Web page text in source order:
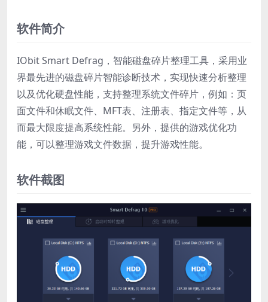
软件简介
IObit Smart Defrag，智能磁盘碎片整理工具，采用业
界最先进的磁盘碎片智能诊断技术，实现快速分析整理
以及优化硬盘性能，支持整理系统文件碎片，例如：页
面文件和休眠文件、MFT表、注册表、指定文件等，从
而最大限度提高系统性能。另外，提供的游戏优化功
能，可以整理游戏文件数据，提升游戏性能。
软件截图